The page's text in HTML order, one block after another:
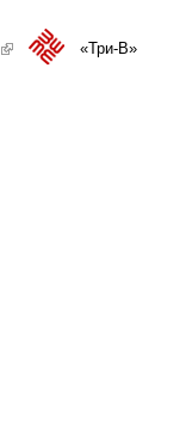
(link is external)«Три-В»